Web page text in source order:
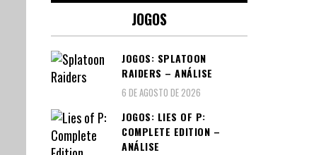
JOGOS
JOGOS: SPLATOON
RAIDERS – ANÁLISE
6 DE AGOSTO DE 2026
JOGOS: LIES OF P:
COMPLETE EDITION –
ANÁLISE